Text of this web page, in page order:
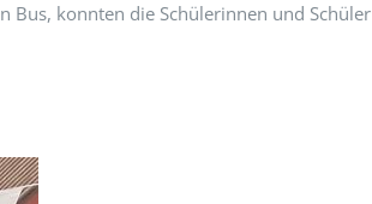
konnten die Schülerinnen und